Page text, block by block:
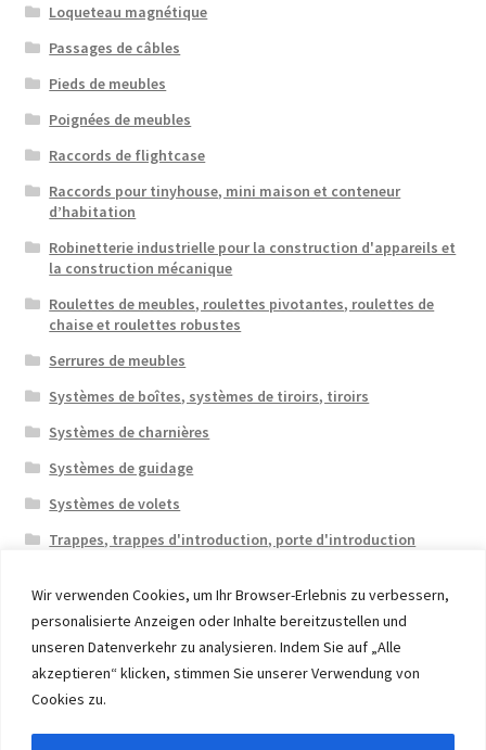
Wir verwenden Cookies, um Ihr Browser-Erlebnis zu verbessern,
personalisierte Anzeigen oder Inhalte bereitzustellen und
unseren Datenverkehr zu analysieren. Indem Sie auf „Alle
akzeptieren“ klicken, stimmen Sie unserer Verwendung von
Cookies zu.
Loqueteau magnétique
Passages de câbles
Pieds de meubles
Poignées de meubles
Raccords de flightcase
Raccords pour tinyhouse, mini maison et conteneur
d’habitation
Robinetterie industrielle pour la construction d'appareils et
la construction mécanique
Roulettes de meubles, roulettes pivotantes, roulettes de
chaise et roulettes robustes
Serrures de meubles
Systèmes de boîtes, systèmes de tiroirs, tiroirs
Systèmes de charnières
Systèmes de guidage
Systèmes de volets
Trappes, trappes d'introduction, porte d'introduction
© 2026 Eruon Trade UG, Germany, member of the ERUON